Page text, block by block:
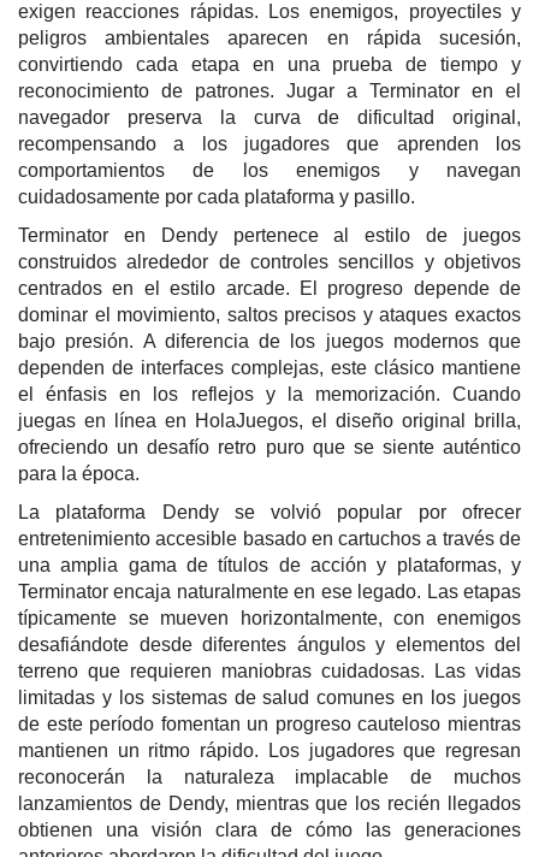
exigen reacciones rápidas. Los enemigos, proyectiles y
peligros ambientales aparecen en rápida sucesión,
convirtiendo cada etapa en una prueba de tiempo y
reconocimiento de patrones. Jugar a Terminator en el
navegador preserva la curva de dificultad original,
recompensando a los jugadores que aprenden los
comportamientos de los enemigos y navegan
cuidadosamente por cada plataforma y pasillo.
Terminator en Dendy pertenece al estilo de juegos
construidos alrededor de controles sencillos y objetivos
centrados en el estilo arcade. El progreso depende de
dominar el movimiento, saltos precisos y ataques exactos
bajo presión. A diferencia de los juegos modernos que
dependen de interfaces complejas, este clásico mantiene
el énfasis en los reflejos y la memorización. Cuando
juegas en línea en HolaJuegos, el diseño original brilla,
ofreciendo un desafío retro puro que se siente auténtico
para la época.
La plataforma Dendy se volvió popular por ofrecer
entretenimiento accesible basado en cartuchos a través de
una amplia gama de títulos de acción y plataformas, y
Terminator encaja naturalmente en ese legado. Las etapas
típicamente se mueven horizontalmente, con enemigos
desafiándote desde diferentes ángulos y elementos del
terreno que requieren maniobras cuidadosas. Las vidas
limitadas y los sistemas de salud comunes en los juegos
de este período fomentan un progreso cauteloso mientras
mantienen un ritmo rápido. Los jugadores que regresan
reconocerán la naturaleza implacable de muchos
lanzamientos de Dendy, mientras que los recién llegados
obtienen una visión clara de cómo las generaciones